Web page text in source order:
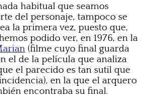
habitual que seamos
del personaje, tampoco se
la primera vez, puesto que,
podido ver, en 1976, en la
(filme cuyo final guarda
el de la película que analiza
el parecido es tan sutil que
en la que el arquero
encontraba su final.